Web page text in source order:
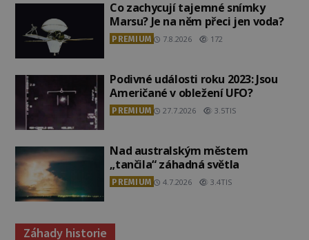
Co zachycují tajemné snímky
Marsu? Je na něm přeci jen voda?
PREMIUM 7.8.2026 172
Podivné události roku 2023: Jsou
Američané v obležení UFO?
PREMIUM 27.7.2026 3.5TIS
Nad australským městem
„tančila“ záhadná světla
PREMIUM 4.7.2026 3.4TIS
Záhady historie